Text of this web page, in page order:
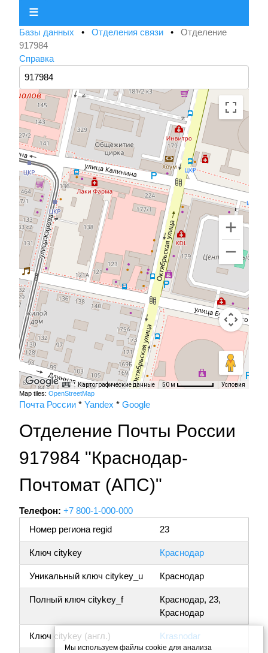
☰
Базы данных • Отделения связи • Отделение
917984
Справка
Картографические данные 50 м Условия
Map tiles: OpenStreetMap
Почта России * Yandex * Google
Отделение Почты России
917984 "Краснодар-
Почтомат (АПС)"
Телефон: +7 800-1-000-000
Номер региона regid
23
Ключ citykey Краснодар
Уникальный ключ citykey_u Краснодар
Полный ключ citykey_f
Краснодар, 23,
Краснодар
Ключ citykey (англ.) Krasnodar
Мы используем файлы cookie для анализа